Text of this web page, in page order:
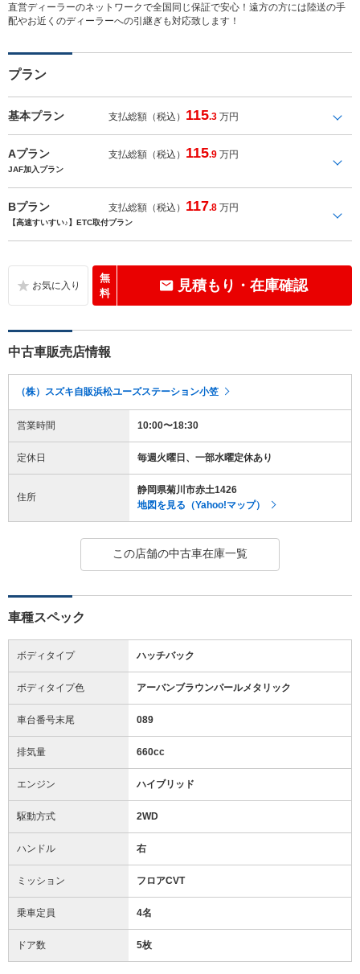
直営ディーラーのネットワークで全国同じ保証で安心！遠方の方には陸送の手
配やお近くのディーラーへの引継ぎも対応致します！
プラン
基本プラン 支払総額（税込） 115.3 万円
Aプラン 支払総額（税込） 115.9 万円
JAF加入プラン
Bプラン 支払総額（税込） 117.8 万円
【高速すいすい♪】ETC取付プラン
無
料
見積もり・在庫確認
中古車販売店情報
（株）スズキ自販浜松ユーズステーション小笠
営業時間 10:00〜18:30
定休日 毎週火曜日、一部水曜定休あり
住所
静岡県菊川市赤土1426
地図を見る（Yahoo!マップ）
この店舗の中古車在庫一覧
車種スペック
ボディタイプ ハッチバック
ボディタイプ色 アーバンブラウンパールメタリック
車台番号末尾 089
排気量 660cc
エンジン ハイブリッド
駆動方式 2WD
ハンドル 右
ミッション フロアCVT
乗車定員 4名
ドア数 5枚